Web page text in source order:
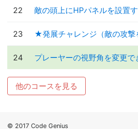
22 敵の頭上にHPパネルを設置
23 ★発展チャレンジ（敵の攻撃
24 プレーヤーの視野角を変更で
他のコースを見る
© 2017 Code Genius